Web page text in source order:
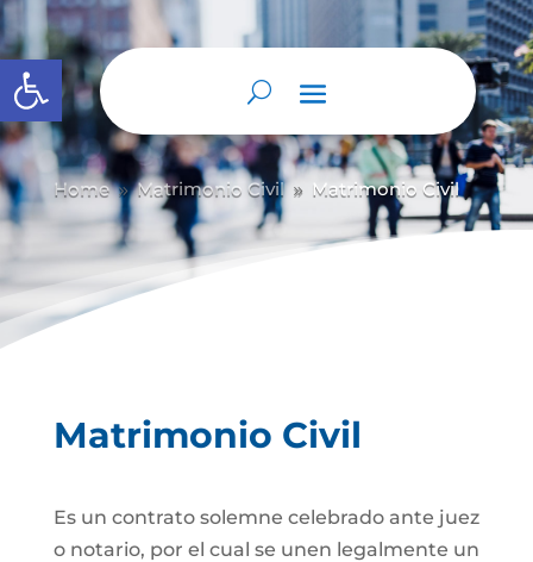
Abrir barra de herramientas
Home 9 Matrimonio Civil 9 Matrimonio Civil
Matrimonio Civil
Es un contrato solemne celebrado ante juez
o notario, por el cual se unen legalmente un